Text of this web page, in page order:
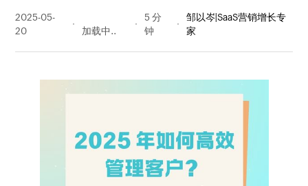
2025-05-
20
量
5 分
钟
邹以岑|SaaS营销增长专
家